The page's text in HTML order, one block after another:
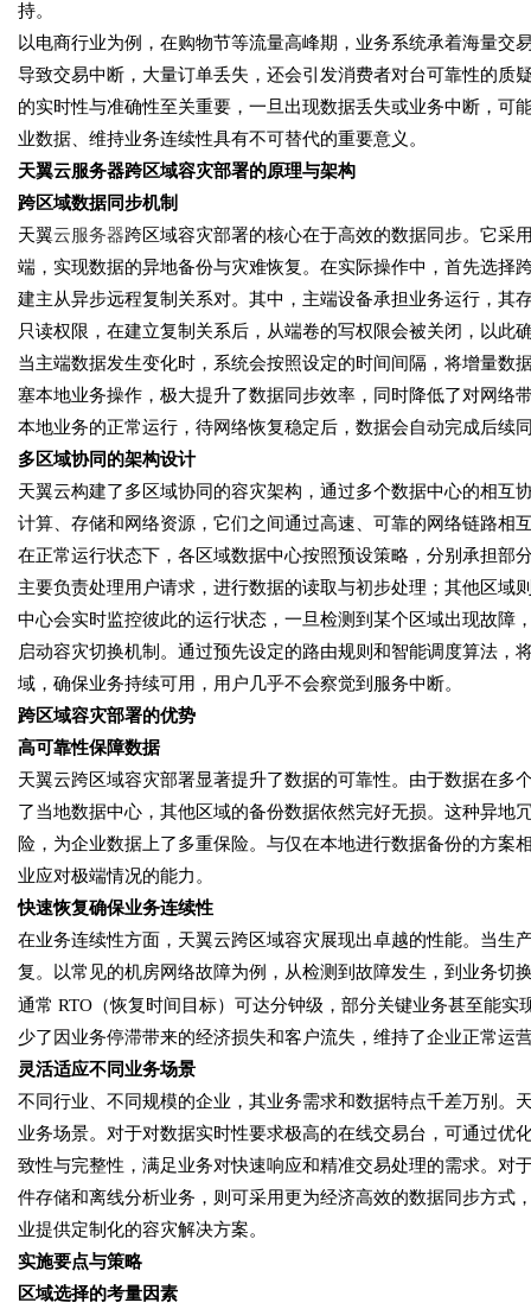
持。
以电商行业为例，在购物节等流量高峰期，业务系统承着海量
导致交易中断，大量订单丢失，还会引发消费者对台可靠性的质
的实时性与准确性至关重要，一旦出现数据丢失或业务中断，
业数据、维持业务连续性具有不可替代的重要意义。
天翼云服务器跨区域容灾部署的原理与架构
跨区域数据同步机制
天翼云服务器跨区域容灾部署的核心在于高效的数据同步。它采
端，实现数据的异地备份与灾难恢复。在实际操作中，首先选择
建主从异步远程复制关系对。其中，主端设备承担业务运行，其
只读权限，在建立复制关系后，从端卷的写权限会被关闭，以此
当主端数据发生变化时，系统会按照设定的时间间隔，将增量
塞本地业务操作，极大提升了数据同步效率，同时降低了对网络
本地业务的正常运行，待网络恢复稳定后，数据会自动完成后续
多区域协同的架构设计
天翼云构建了多区域协同的容灾架构，通过多个数据中心的相
计算、存储和网络资源，它们之间通过高速、可靠的网络链路相
在正常运行状态下，各区域数据中心按照预设策略，分别承担部
主要负责处理用户请求，进行数据的读取与初步处理；其他区
中心会实时监控彼此的运行状态，一旦检测到某个区域出现故障
启动容灾切换机制。通过预先设定的路由规则和智能调度算法
域，确保业务持续可用，用户几乎不会察觉到服务中断。
跨区域容灾部署的优势
高可靠性保障数据
天翼云跨区域容灾部署显著提升了数据的可靠性。由于数据在
了当地数据中心，其他区域的备份数据依然完好无损。这种异
险，为企业数据上了多重保险。与仅在本地进行数据备份的方
业应对极端情况的能力。
快速恢复确保业务连续性
在业务连续性方面，天翼云跨区域容灾展现出卓越的性能。当生
复。以常见的机房网络故障为例，从检测到故障发生，到业务切
通常 RTO（恢复时间目标）可达分钟级，部分关键业务甚至能
少了因业务停滞带来的经济损失和客户流失，维持了企业正常运
灵活适应不同业务场景
不同行业、不同规模的企业，其业务需求和数据特点千差万别。
业务场景。对于对数据实时性要求极高的在线交易台，可通过优
致性与完整性，满足业务对快速响应和精准交易处理的需求。对
件存储和离线分析业务，则可采用更为经济高效的数据同步方式
业提供定制化的容灾解决方案。
实施要点与策略
区域选择的考量因素